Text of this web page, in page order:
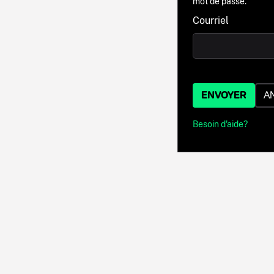
Courriel
ENVOYER
Besoin d'aide?